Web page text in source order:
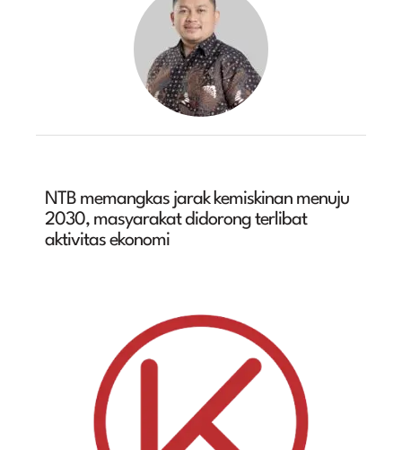
NTB memangkas jarak kemiskinan menuju
2030, masyarakat didorong terlibat
aktivitas ekonomi